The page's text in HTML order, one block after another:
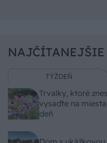
NAJČÍTANEJŠIE
TÝŽDEŇ
Trvalky, ktoré
vysaďte na
deň